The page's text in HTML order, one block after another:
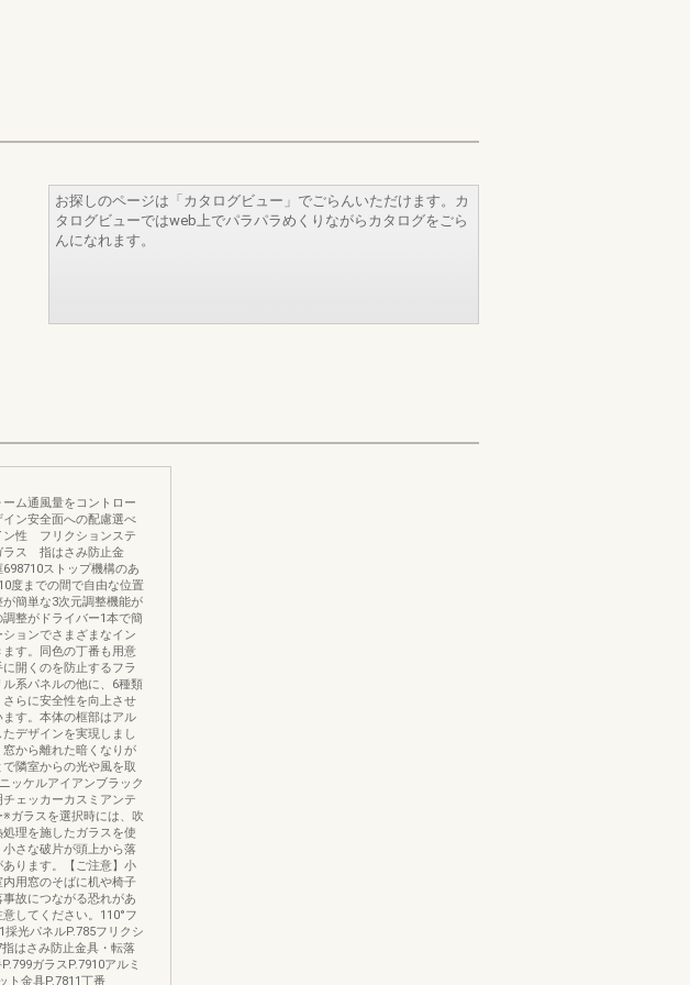
お探しのページは「カタログビュー」でごらんいただけます。カ
タログビューではweb上でパラパラめくりながらカタログをごら
んになれます。
ム通風量をコントロー
ン安全面への配慮選べ
ン性 フリクションステ
ス 指はさみ防止金
ストップ機構のあ
度までの間で自由な位置
簡単な3次元調整機能が
整がドライバー1本で簡
ョンでさまざまなイン
す。同色の丁番も用意
開くのを防止するフラ
系パネルの他に、6種類
らに安全性を向上させ
す。本体の框部はアル
デザインを実現しまし
から離れた暗くなりが
隣室からの光や風を取
ッケルアイアンブラック
ェッカーカスミアンテ
ガラスを選択時には、吹
理を施したガラスを使
さな破片が頭上から落
ります。【ご注意】小
用窓のそばに机や椅子
故につながる恐れがあ
してください。110°フ
光パネルP.785フリクシ
はさみ防止金具・転落
ガラスP.7910アルミ
ト金具P.7811丁番